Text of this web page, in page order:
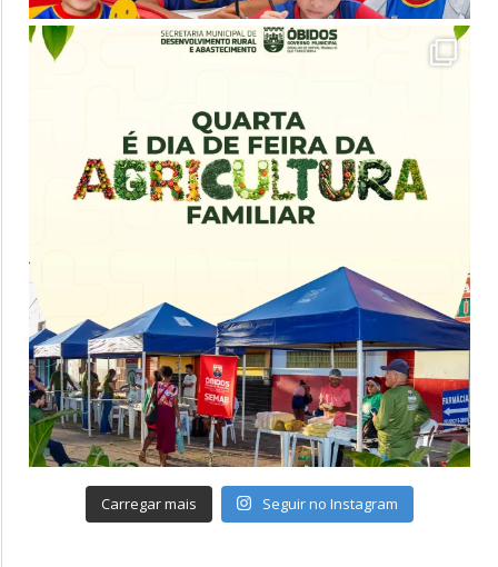
Carregar mais Seguir no Instagram